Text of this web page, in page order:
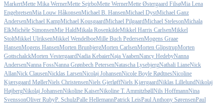
MarkertMette Mika WernerMette SejrboMette WernerMette Østergaard FilsøMia Lena
EngebretsenMia Louw HåkonsenMichael B. HansenMichael DystMichael Ganz
AndersenMichael KampMichael KousgaardMichael PilgaardMichael StelesonMichala
ElkMichèle SimonsenMie HaldMikala RosenkildeMikkel Harris CarlsenMikkel
StoltMikkel UlriksenMikkel WendelboeMille Buch PedersenMogens Graae
HansenMogens HansenMorten BrunbjergMorten CarlsenMorten GlipstrupMorten
GottschalckMorten VestergaardNadia KebaierNaja VaabenNancy HedebyNanna
AndersenNanna FossNanna Grønbech PetersenNatascha LysebjergNathali LianeNick
AllanNick ClausenNicklas LarsenNicolaj JohansenNicole Boyle RødtnesNicoline
Kjærsgaard MøllerNiels ChristensenNiels GjerløffNiels KjærgaardNiklas LillelundNikolaj
HøjbergNikolaj JohansenNikoline KaiserNikoline T. AmmitzbøllNils HoffmannNina
SvenssonOliver RubyP. SchulzPalle HellemannPatrick LeisPaul Anthony SørensenPaul